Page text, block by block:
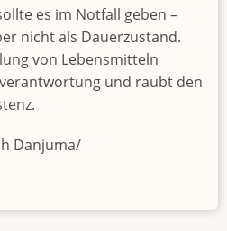
es im Notfall geben –
nicht als Dauerzustand.
von Lebensmitteln
und raubt den
Danjuma/